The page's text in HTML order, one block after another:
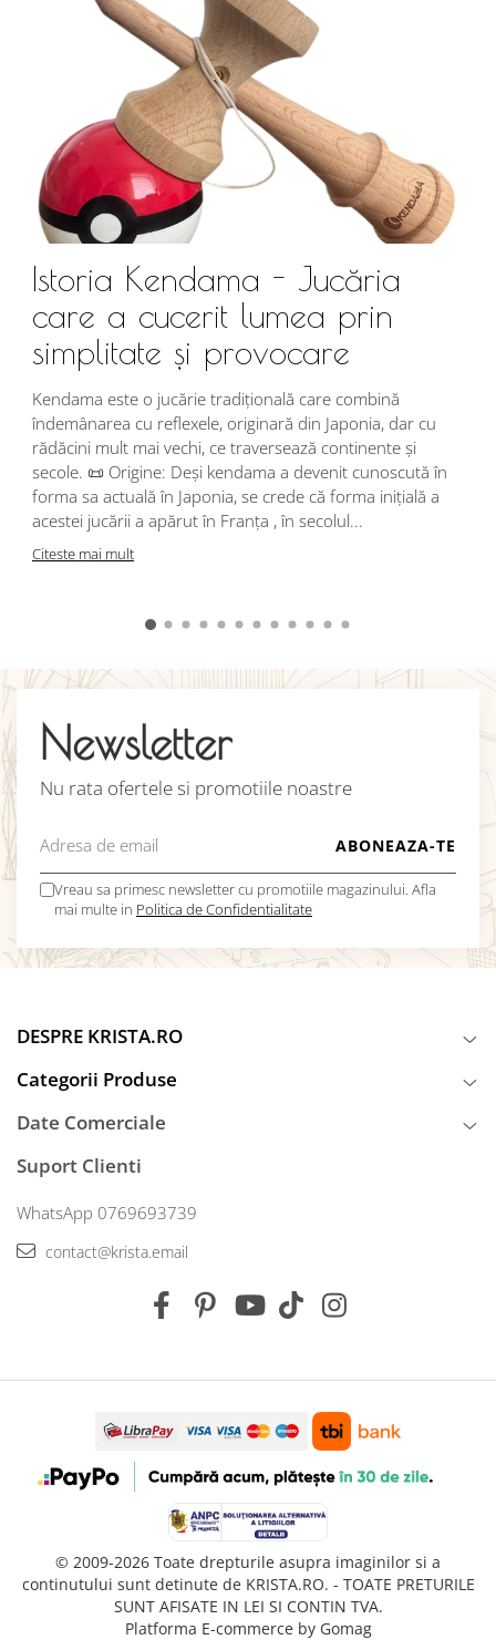
Istoria Kendama - Jucăria
care a cucerit lumea prin
simplitate și provocare
Kendama este o jucărie tradițională care combină
îndemânarea cu reflexele, originară din Japonia, dar cu
rădăcini mult mai vechi, ce traversează continente și
secole. 📜 Origine: Deși kendama a devenit cunoscută în
forma sa actuală în Japonia, se crede că forma inițială a
acestei jucării a apărut în Franța , în secolul...
Citeste mai mult
Newsletter
Nu rata ofertele si promotiile noastre
Vreau sa primesc newsletter cu promotiile magazinului. Afla
mai multe in Politica de Confidentialitate
DESPRE KRISTA.RO
Categorii Produse
Date Comerciale
Suport Clienti
WhatsApp 0769693739
contact@krista.email
© 2009-2026 Toate drepturile asupra imaginilor si a
continutului sunt detinute de KRISTA.RO. - TOATE PRETURILE
SUNT AFISATE IN LEI SI CONTIN TVA.
Platforma E-commerce by Gomag